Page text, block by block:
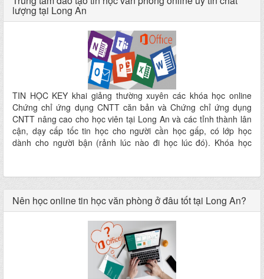
lượng tại Long An
TIN HỌC KEY khai giảng thường xuyên các khóa học online
Chứng chỉ ứng dụng CNTT căn bản và Chứng chỉ ứng dụng
CNTT nâng cao cho học viên tại Long An và các tỉnh thành lân
cận, dạy cấp tốc tin học cho người cần học gấp, có lớp học
dành cho người bận (rảnh lúc nào đi học lúc đó). Khóa học
Nên học online tin học văn phòng ở đâu tốt tại Long An?